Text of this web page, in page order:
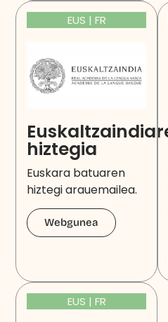
EUS | FR
hiztegia
Euskara batuaren
hiztegi arauemailea.
Webgunea
EUS | FR